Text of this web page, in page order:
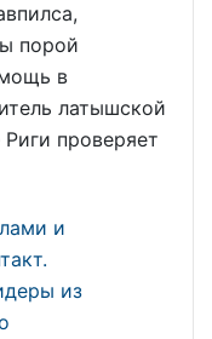
порой
в
латышской
проверяет
и
из